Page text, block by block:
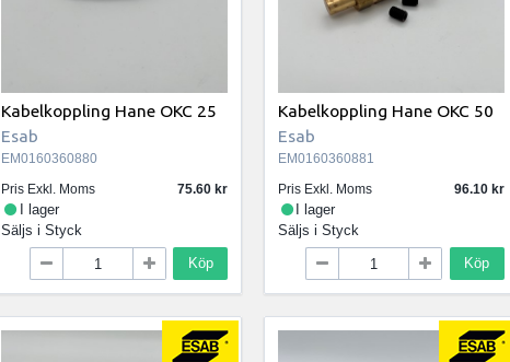
Kabelkoppling Hane OKC 25
Esab
EM0160360880
Pris Exkl. Moms
75.60
I lager
Säljs iStyck
Köp
Kabelkoppling Hane OKC 50
Esab
EM0160360881
Pris Exkl. Moms
96.10
I lager
Säljs i Styck
Köp